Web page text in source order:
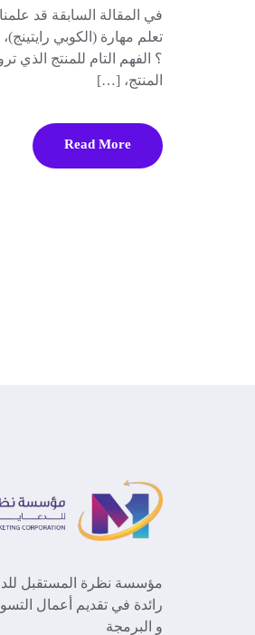
في المقالة السابقة قد
تعلم مهارة (الكوبي
؟ الفهم التام للمنتج
المنتج، […]
Read More
مؤسسة نظرة المستقبل
رائدة في تقديم أعمال
و البرمجة